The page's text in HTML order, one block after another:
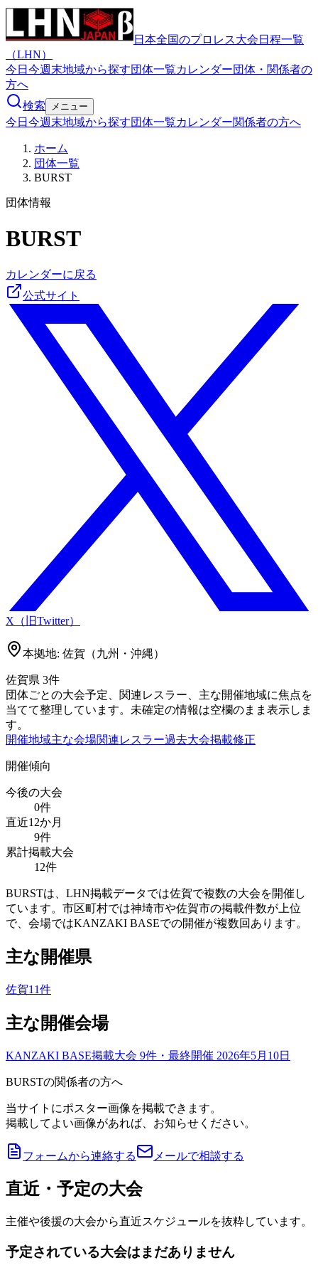
日本全国のプロレス大会日程一覧
（LHN）
今日 今週末地域から探す団体一覧カレンダー団体・関係者の
方へ
検索
メニュー
今日 今週末地域から探す団体一覧カレンダー関係者の方へ
ホーム
団体一覧
BURST
団体情報
BURST
カレンダーに戻る
公式サイト
X（旧Twitter）
本拠地: 佐賀（九州・沖縄）
佐賀県 3件
団体ごとの大会予定、関連レスラー、主な開催地域に焦点を
当てて整理しています。未確定の情報は空欄のまま表示しま
す。
開催地域主な会場関連レスラー過去大会掲載修正
開催傾向
今後の大会
0件
直近12か月
9件
累計掲載大会
12件
BURSTは、LHN掲載データでは佐賀で複数の大会を開催し
ています。市区町村では神埼市や佐賀市の掲載件数が上位
で、会場ではKANZAKI BASEでの開催が複数回あります。
主な開催県
佐賀11件
主な開催会場
KANZAKI BASE掲載大会 9件 ・最終開催 2026年5月10日
BURSTの関係者の方へ
当サイトにポスター画像を掲載できます。
掲載してよい画像があれば、お知らせください。
フォームから連絡する メールで相談する
直近・予定の大会
主催や後援の大会から直近スケジュールを抜粋しています。
予定されている大会はまだありません